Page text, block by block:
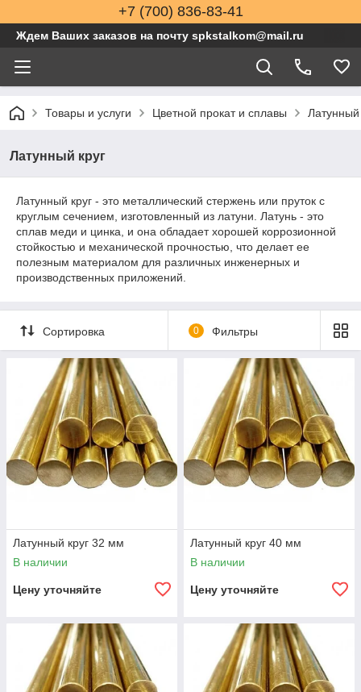
+7 (700) 836-83-41
Ждем Ваших заказов на почту spkstalkom@mail.ru
Товары и услуги Цветной прокат и сплавы Латунный
Латунный круг
Латунный круг - это металлический стержень или пруток с
круглым сечением, изготовленный из латуни. Латунь - это
сплав меди и цинка, и она обладает хорошей коррозионной
стойкостью и механической прочностью, что делает ее
полезным материалом для различных инженерных и
производственных приложений.
Сортировка 0 Фильтры
Латунный круг 32 мм
В наличии
Цену уточняйте
Латунный круг 40 мм
В наличии
Цену уточняйте